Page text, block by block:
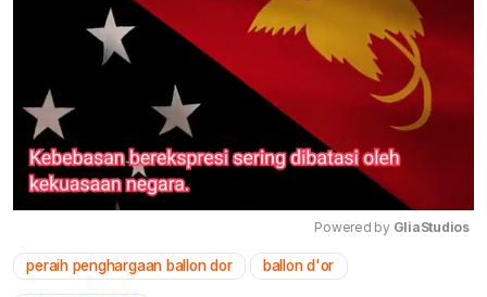
Powered by GliaStudios
peraih penghargaan ballon dor ballon d'or